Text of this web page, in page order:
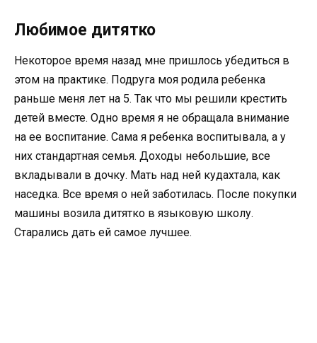
Любимое дитятко
Некоторое время назад мне пришлось убедиться в
этом на практике. Подруга моя родила ребенка
раньше меня лет на 5. Так что мы решили крестить
детей вместе. Одно время я не обращала внимание
на ее воспитание. Сама я ребенка воспитывала, а у
них стандартная семья. Доходы небольшие, все
вкладывали в дочку. Мать над ней кудахтала, как
наседка. Все время о ней заботилась. После покупки
машины возила дитятко в языковую школу.
Старались дать ей самое лучшее.